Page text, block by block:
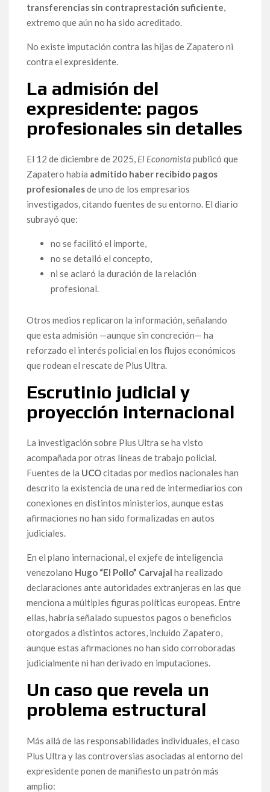
transferencias sin contraprestación suficiente,
extremo que aún no ha sido acreditado.
No existe imputación contra las hijas de Zapatero ni
contra el expresidente.
La admisión del
expresidente: pagos
profesionales sin detalles
El 12 de diciembre de 2025, El Economista publicó que
Zapatero había admitido haber recibido pagos
profesionalesde uno de los empresarios
investigados, citando fuentes de su entorno. El diario
subrayó que:
no se facilitó el importe,
no se detalló el concepto,
ni se aclaró la duración de la relación
profesional.
Otros medios replicaron la información, señalando
que esta admisión —aunque sin concreción— ha
reforzado el interés policial en los flujos económicos
que rodean el rescate de Plus Ultra.
Escrutinio judicial y
proyección internacional
La investigación sobre Plus Ultra se ha visto
acompañada por otras líneas de trabajo policial.
Fuentes de la UCOcitadas por medios nacionales han
descrito la existencia de una red de intermediarios con
conexiones en distintos ministerios, aunque estas
afirmaciones no han sido formalizadas en autos
judiciales.
En el plano internacional, el exjefe de inteligencia
venezolano Hugo “El Pollo” Carvajal ha realizado
declaraciones ante autoridades extranjeras en las que
menciona a múltiples figuras políticas europeas. Entre
ellas, habría señalado supuestos pagos o beneficios
otorgados a distintos actores, incluido Zapatero,
aunque estas afirmaciones no han sido corroboradas
judicialmente ni han derivado en imputaciones.
Un caso que revela un
problema estructural
Más allá de las responsabilidades individuales, el caso
Plus Ultra y las controversias asociadas al entorno del
expresidente ponen de manifiesto un patrón más
amplio: